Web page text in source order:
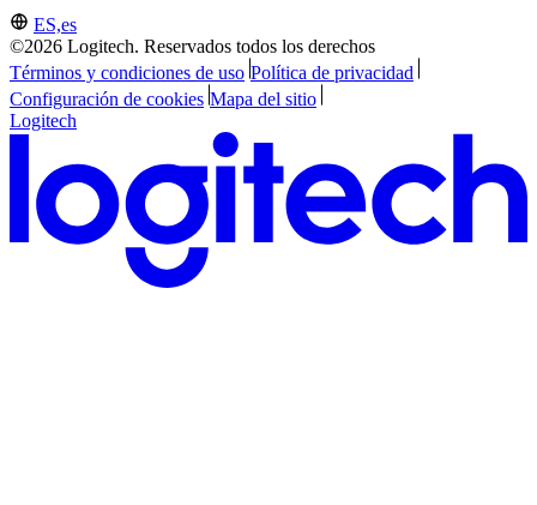
ES,es
©2026 Logitech. Reservados todos los derechos
Términos y condiciones de uso Política de privacidad
Configuración de cookies Mapa del sitio
Logitech